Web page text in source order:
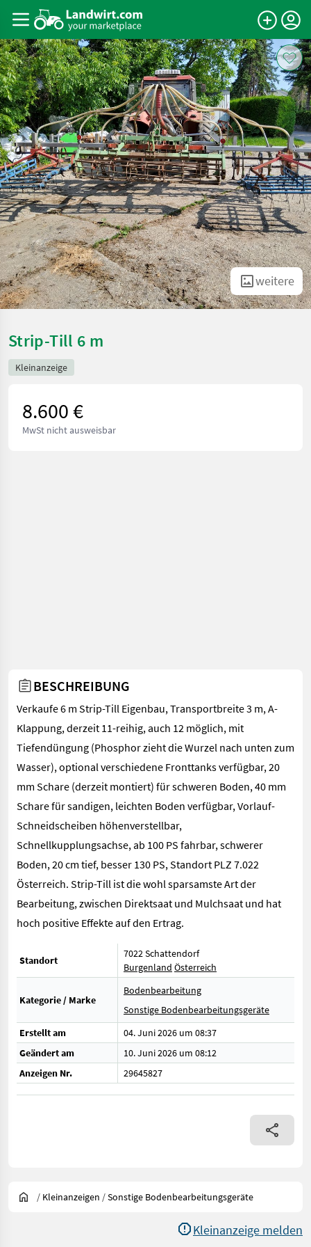
weitere
Strip-Till 6 m
Kleinanzeige
8.600 €
MwSt nicht ausweisbar
BESCHREIBUNG
Verkaufe 6 m Strip-Till Eigenbau, Transportbreite 3 m, A-
Klappung, derzeit 11-reihig, auch 12 möglich, mit
Tiefendüngung (Phosphor zieht die Wurzel nach unten zum
Wasser), optional verschiedene Fronttanks verfügbar, 20
mm Schare (derzeit montiert) für schweren Boden, 40 mm
Schare für sandigen, leichten Boden verfügbar, Vorlauf-
Schneidscheiben höhenverstellbar,
Schnellkupplungsachse, ab 100 PS fahrbar, schwerer
Boden, 20 cm tief, besser 130 PS, Standort PLZ 7.022
Österreich. Strip-Till ist die wohl sparsamste Art der
Bearbeitung, zwischen Direktsaat und Mulchsaat und hat
hoch positive Effekte auf den Ertrag.
Standort
7022 Schattendorf
Burgenland Österreich
Kategorie / Marke
Bodenbearbeitung
Sonstige Bodenbearbeitungsgeräte
Erstellt am
04. Juni 2026 um 08:37
Geändert am
10. Juni 2026 um 08:12
Anzeigen Nr.
29645827
/ Kleinanzeigen /Sonstige Bodenbearbeitungsgeräte
Kleinanzeige melden